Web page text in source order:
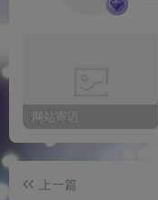
网站寄语
上一篇